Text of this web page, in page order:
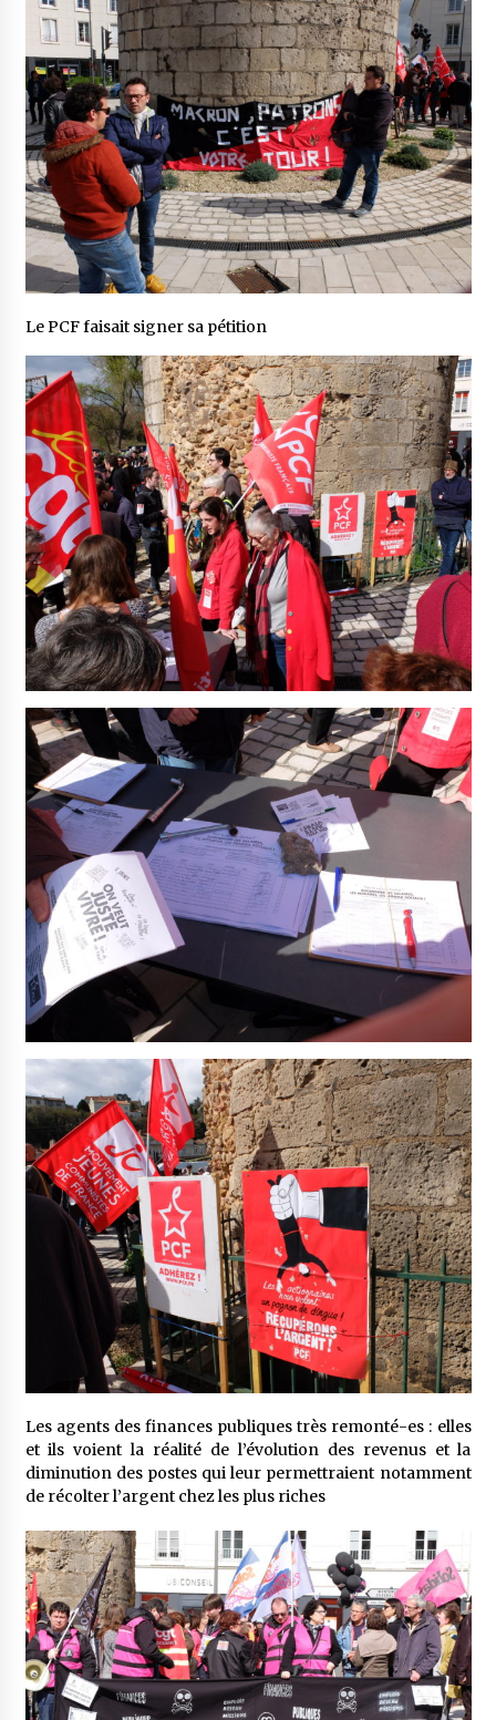
Le PCF faisait signer sa pétition
Les agents des finances publiques très remonté-es : elles
et ils voient la réalité de l’évolution des revenus et la
diminution des postes qui leur permettraient notamment
de récolter l’argent chez les plus riches